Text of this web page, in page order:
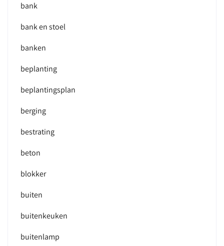
bank
bank en stoel
banken
beplanting
beplantingsplan
berging
bestrating
beton
blokker
buiten
buitenkeuken
buitenlamp